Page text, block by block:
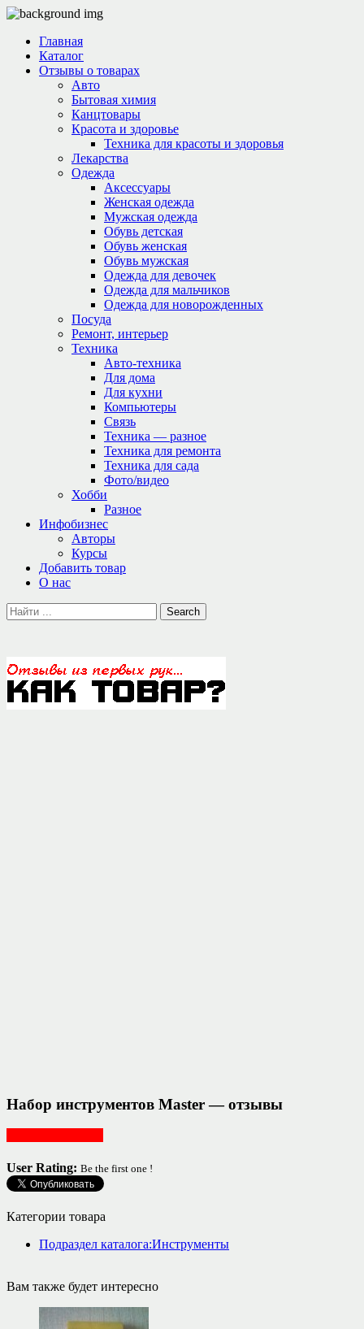
Главная
Каталог
Отзывы о товарах
Авто
Бытовая химия
Канцтовары
Красота и здоровье
Техника для красоты и здоровья
Лекарства
Одежда
Аксессуары
Женская одежда
Мужская одежда
Обувь детская
Обувь женская
Обувь мужская
Одежда для девочек
Одежда для мальчиков
Одежда для новорожденных
Посуда
Ремонт, интерьер
Техника
Авто-техника
Для дома
Для кухни
Компьютеры
Связь
Техника — разное
Техника для ремонта
Техника для сада
Фото/видео
Хобби
Разное
Инфобизнес
Авторы
Курсы
Добавить товар
О нас
Набор инструментов Master — отзывы
User Rating: Be the first one !
Категории товара
Подраздел каталога:Инструменты
Вам также будет интересно